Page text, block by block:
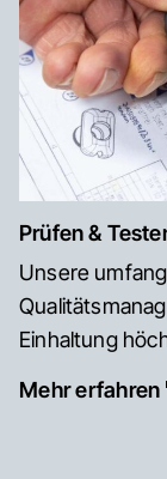
Prüfen &
Unsere
Einhaltung
Mehr erfahren